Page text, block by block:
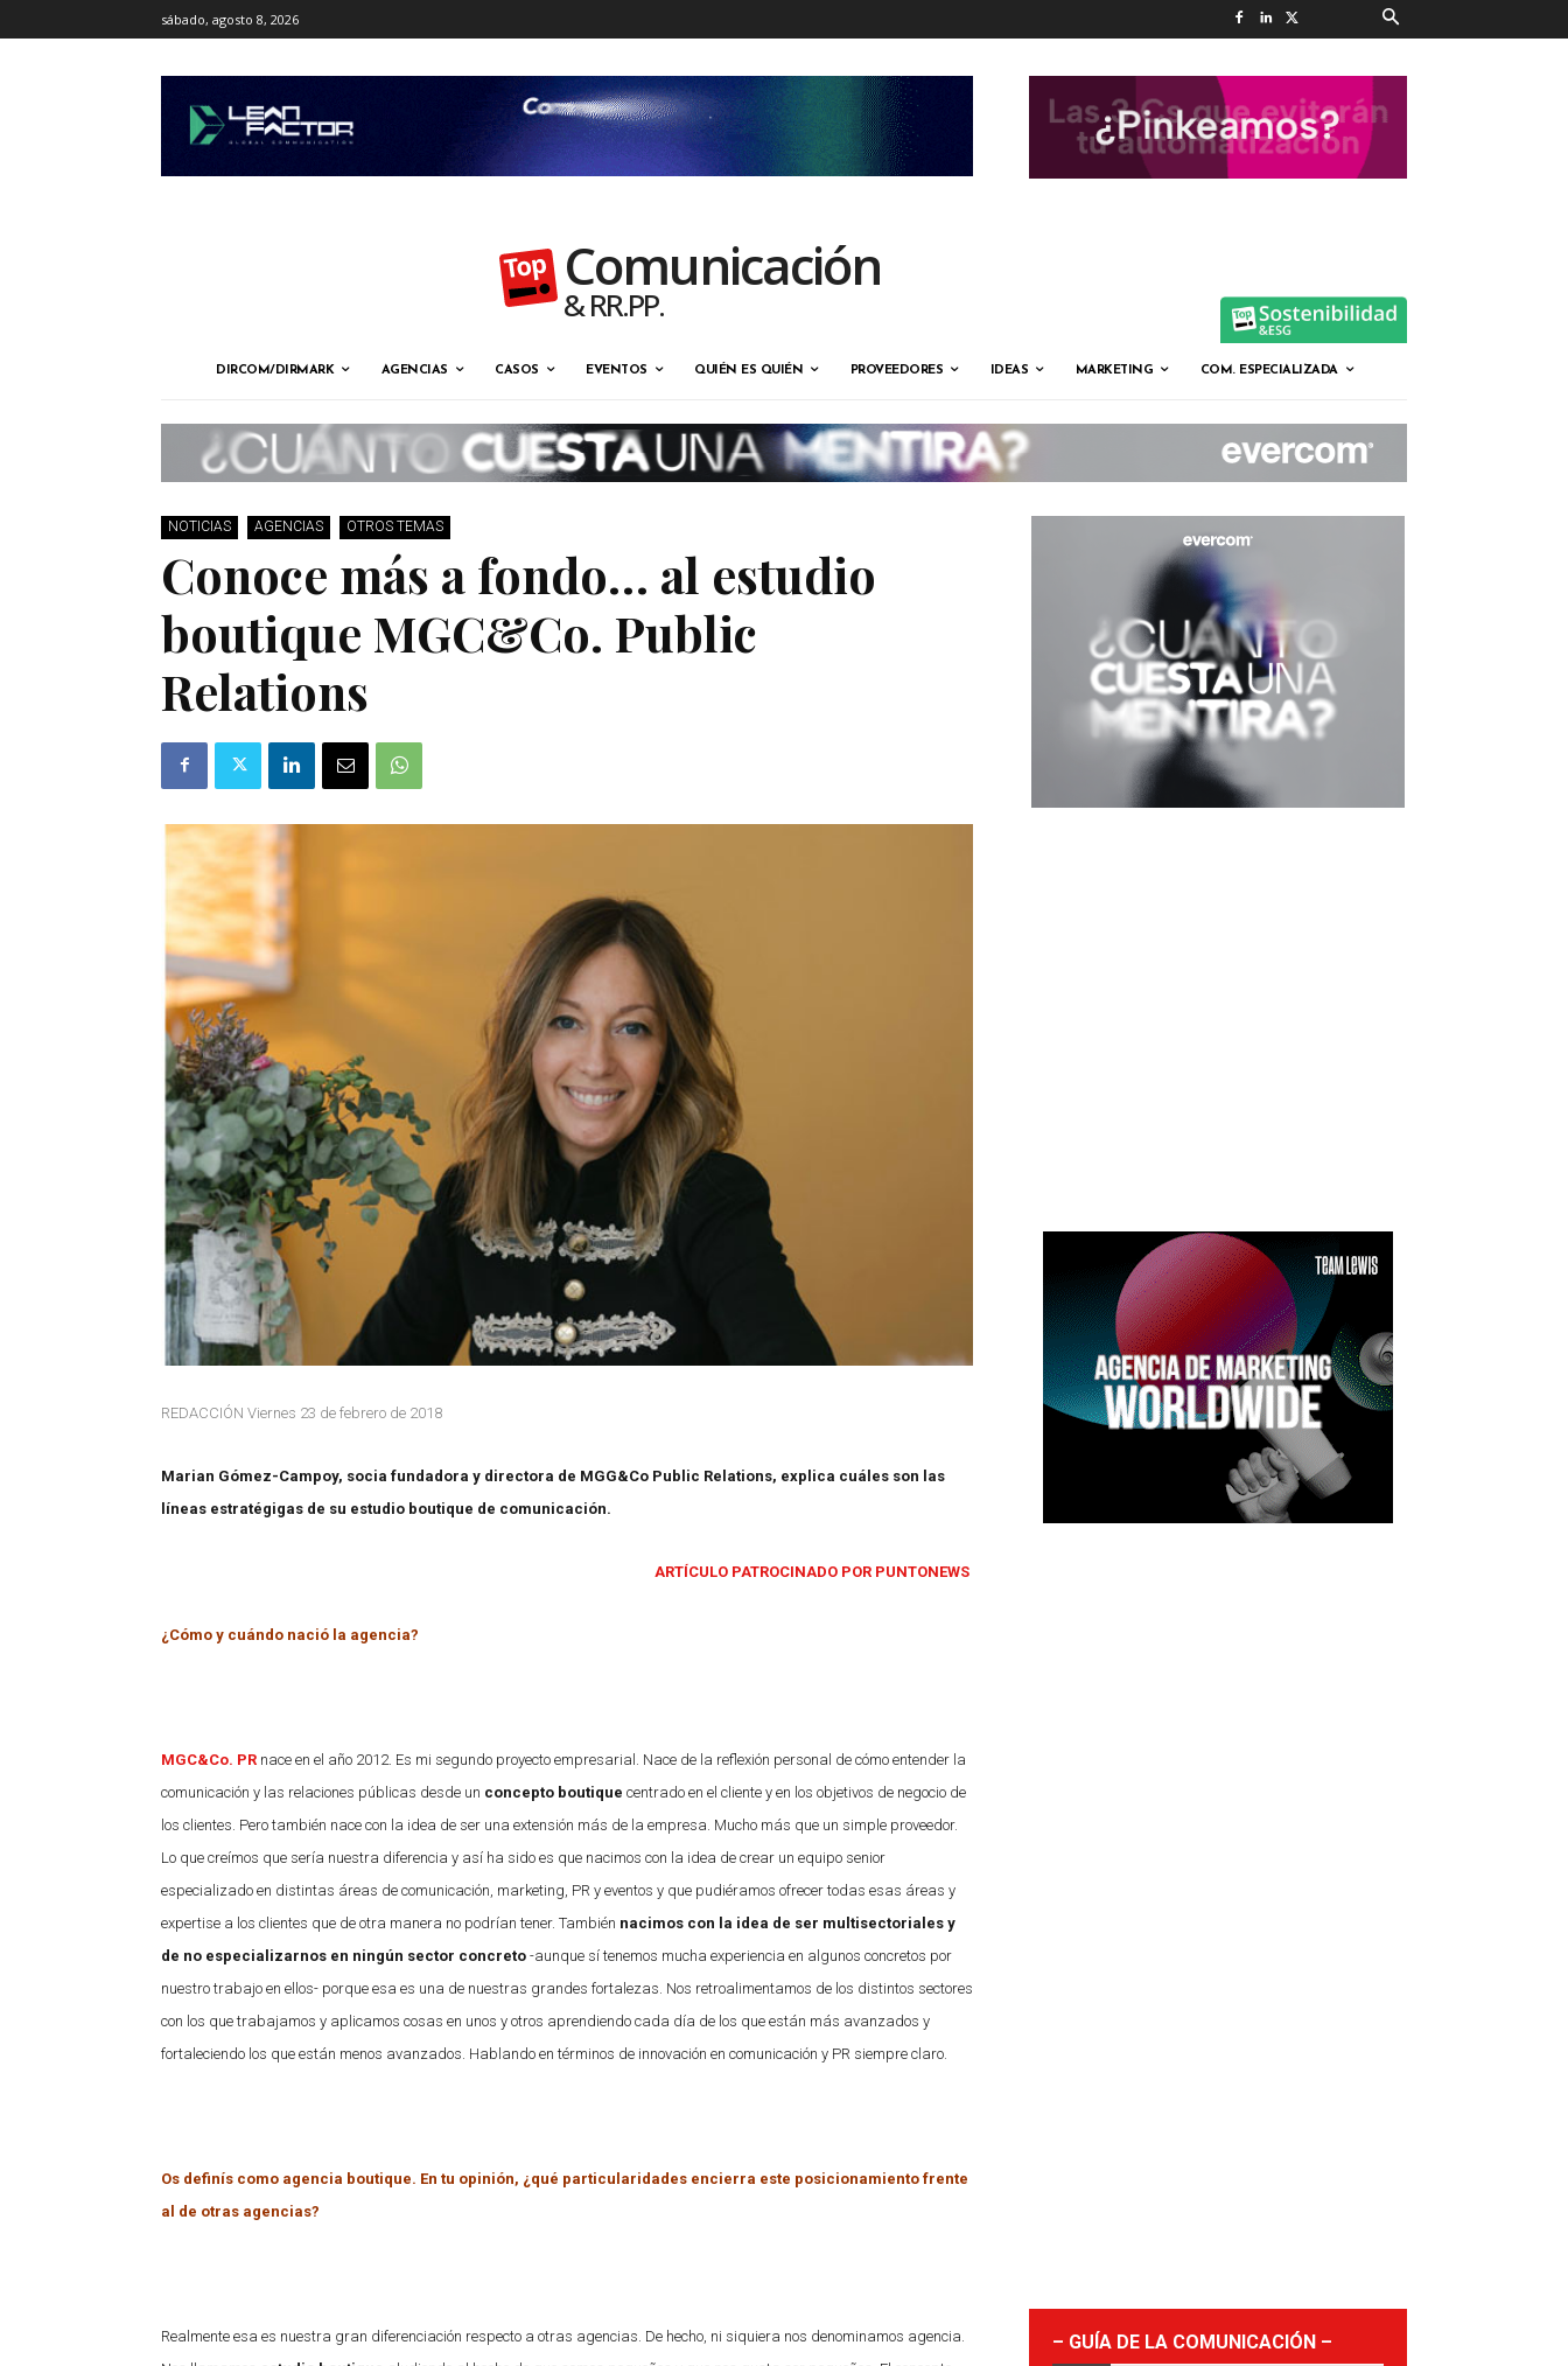
sábado, agosto 8, 2026
Comunicación
& RR.PP.
DIRCOM/DIRMARK AGENCIAS CASOS EVENTOS QUIÉN ES QUIÉN PROVEEDORES IDEAS MARKETING COM. ESPECIALIZADA
NOTICIAS AGENCIAS OTROS TEMAS
Conoce más a fondo… al estudio
boutique MGC&Co. Public
Relations
REDACCIÓN Viernes 23 de febrero de 2018
Marian Gómez-Campoy, socia fundadora y directora de MGG&Co Public Relations, explica cuáles son las
líneas estratégigas de su estudio boutique de comunicación.
ARTÍCULO PATROCINADO POR PUNTONEWS
¿Cómo y cuándo nació la agencia?
MGC&Co. PR nace en el año 2012. Es mi segundo proyecto empresarial. Nace de la reflexión personal de cómo entender la
comunicación y las relaciones públicas desde un concepto boutique centrado en el cliente y en los objetivos de negocio de
los clientes. Pero también nace con la idea de ser una extensión más de la empresa. Mucho más que un simple proveedor.
Lo que creímos que sería nuestra diferencia y así ha sido es que nacimos con la idea de crear un equipo senior
especializado en distintas áreas de comunicación, marketing, PR y eventos y que pudiéramos ofrecer todas esas áreas y
expertise a los clientes que de otra manera no podrían tener. También nacimos con la idea de ser multisectoriales y
de no especializarnos en ningún sector concreto -aunque sí tenemos mucha experiencia en algunos concretos por
nuestro trabajo en ellos- porque esa es una de nuestras grandes fortalezas. Nos retroalimentamos de los distintos sectores
con los que trabajamos y aplicamos cosas en unos y otros aprendiendo cada día de los que están más avanzados y
fortaleciendo los que están menos avanzados. Hablando en términos de innovación en comunicación y PR siempre claro.
Os definís como agencia boutique. En tu opinión, ¿qué particularidades encierra este posicionamiento frente
al de otras agencias?
Realmente esa es nuestra gran diferenciación respecto a otras agencias. De hecho, ni siquiera nos denominamos agencia.
– GUÍA DE LA COMUNICACIÓN –